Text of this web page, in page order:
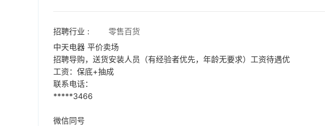
招聘行业 :
零售百货
中天电器 平价卖场
招聘导购，送货安装人员（有经验者优先，年龄无要求）工资待遇优
工资：保底+抽成
联系电话：
*****3466
微信同号